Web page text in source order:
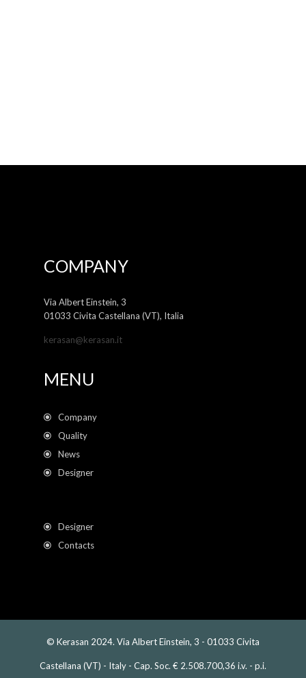
COMPANY
Via Albert Einstein, 3
01033 Civita Castellana (VT), Italia
kerasan@kerasan.it
MENU
Company
Quality
News
Designer
Designer
Contacts
© Kerasan 2024. Via Albert Einstein, 3 - 01033 Civita
Castellana (VT) - Italy - Cap. Soc. € 2.508.700,36 i.v. - p.i.